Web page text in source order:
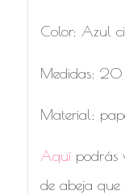
Color: Azul
Medidas: 20
Material:
Aquípodrás
de abeja que